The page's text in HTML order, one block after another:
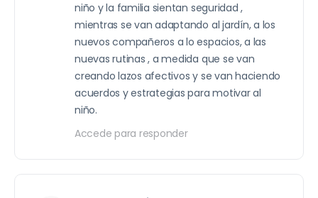
niño y la familia sientan seguridad ,
mientras se van adaptando al jardín, a los
nuevos compañeros a lo espacios, a las
nuevas rutinas , a medida que se van
creando lazos afectivos y se van haciendo
acuerdos y estrategias para motivar al
niño.
Accede para responder